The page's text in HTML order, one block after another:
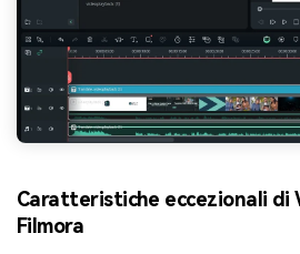
Caratteristiche eccezionali di
Filmora